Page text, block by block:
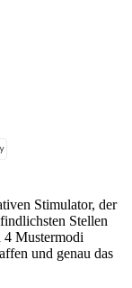
Stimulator, der
Stellen
Mustermodi
und genau das